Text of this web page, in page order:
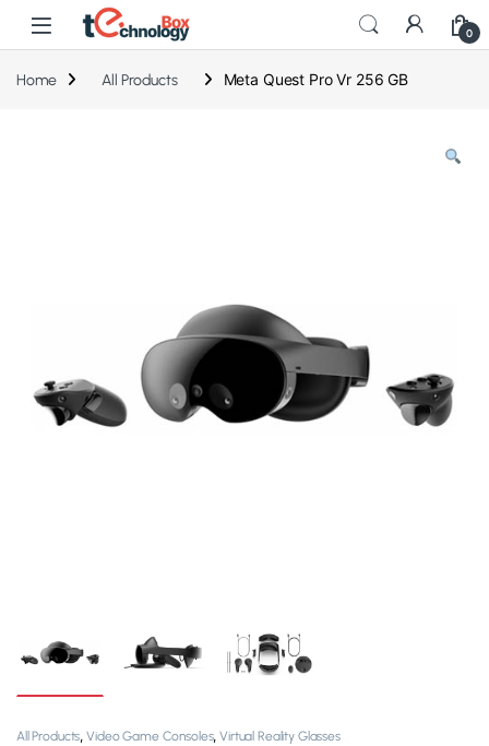
0
Home All Products Meta Quest Pro Vr 256 GB
All Products,Video Game Consoles,Virtual Reality Glasses